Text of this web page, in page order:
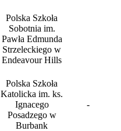
Polska Szkoła
Sobotnia im.
Pawła Edmunda
Strzeleckiego w
Endeavour Hills
Polska Szkoła
Katolicka im. ks.
Ignacego
Posadzego w
Burbank
-